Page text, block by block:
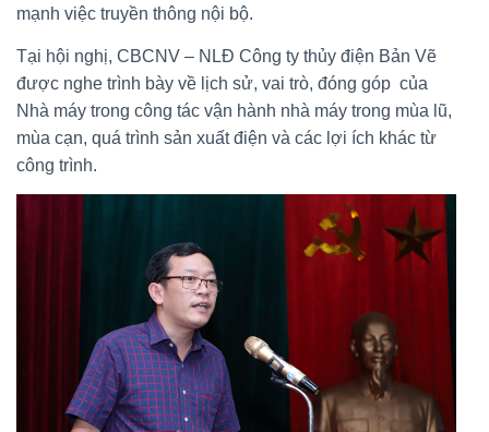
mạnh việc truyền thông nội bộ.
Tại hội nghị, CBCNV – NLĐ Công ty thủy điện Bản Vẽ
được nghe trình bày về lịch sử, vai trò, đóng góp của
Nhà máy trong công tác vận hành nhà máy trong mùa lũ,
mùa cạn, quá trình sản xuất điện và các lợi ích khác từ
công trình.